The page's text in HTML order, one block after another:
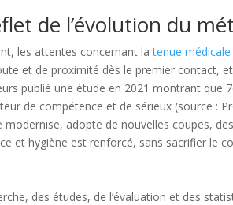
de l’évolution du
les attentes concernant latenue médicale
et de proximité dès le premier contact,
publié une étude en 2021 montrant que
de compétence et de sérieux (source :
adopte de nouvelles coupes,
et hygiène est renforcé, sans sacrifier le
des études, de l’évaluation et des